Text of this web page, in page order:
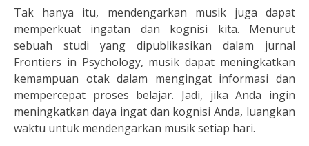
Tak hanya itu, mendengarkan musik juga dapat
memperkuat ingatan dan kognisi kita. Menurut
sebuah studi yang dipublikasikan dalam jurnal
Frontiers in Psychology, musik dapat meningkatkan
kemampuan otak dalam mengingat informasi dan
mempercepat proses belajar. Jadi, jika Anda ingin
meningkatkan daya ingat dan kognisi Anda, luangkan
waktu untuk mendengarkan musik setiap hari.